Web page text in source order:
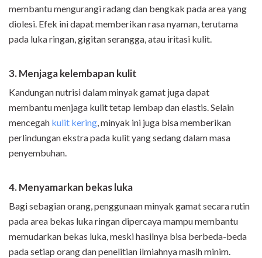
membantu mengurangi radang dan bengkak pada area yang
diolesi. Efek ini dapat memberikan rasa nyaman, terutama
pada luka ringan, gigitan serangga, atau iritasi kulit.
3. Menjaga kelembapan kulit
Kandungan nutrisi dalam minyak gamat juga dapat
membantu menjaga kulit tetap lembap dan elastis. Selain
mencegah kulit kering, minyak ini juga bisa memberikan
perlindungan ekstra pada kulit yang sedang dalam masa
penyembuhan.
4. Menyamarkan bekas luka
Bagi sebagian orang, penggunaan minyak gamat secara rutin
pada area bekas luka ringan dipercaya mampu membantu
memudarkan bekas luka, meski hasilnya bisa berbeda-beda
pada setiap orang dan penelitian ilmiahnya masih minim.